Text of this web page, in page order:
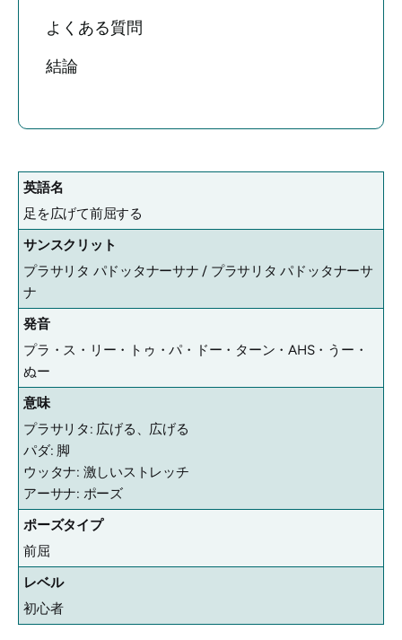
よくある質問
結論
英語名
足を広げて前屈する
サンスクリット
プラサリタ パドッタナーサナ / プラサリタ パドッタナーサ
ナ
発音
プラ・ス・リー・トゥ・パ・ドー・ターン・AHS・うー・
ぬー
意味
プラサリタ: 広げる、広げる
パダ: 脚
ウッタナ: 激しいストレッチ
アーサナ: ポーズ
ポーズタイプ
前屈
レベル
初心者